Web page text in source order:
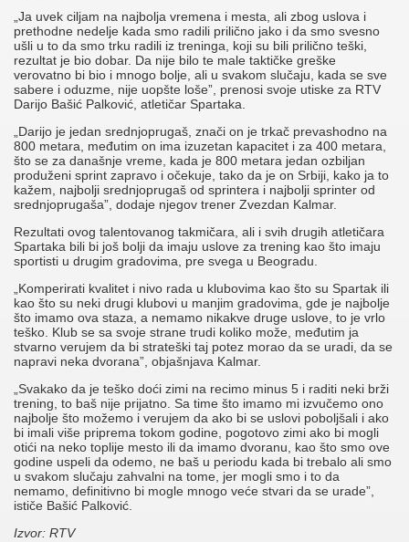
„Ja uvek ciljam na najbolja vremena i mesta, ali zbog uslova i
prethodne nedelje kada smo radili prilično jako i da smo svesno
ušli u to da smo trku radili iz treninga, koji su bili prilično teški,
rezultat je bio dobar. Da nije bilo te male taktičke greške
verovatno bi bio i mnogo bolje, ali u svakom slučaju, kada se sve
sabere i oduzme, nije uopšte loše”, prenosi svoje utiske za RTV
Darijo Bašić Palković, atletičar Spartaka.
„Darijo je jedan srednjoprugaš, znači on je trkač prevashodno na
800 metara, međutim on ima izuzetan kapacitet i za 400 metara,
što se za današnje vreme, kada je 800 metara jedan ozbiljan
produženi sprint zapravo i očekuje, tako da je on Srbiji, kako ja to
kažem, najbolji srednjoprugaš od sprintera i najbolji sprinter od
srednjoprugaša”, dodaje njegov trener Zvezdan Kalmar.
Rezultati ovog talentovanog takmičara, ali i svih drugih atletičara
Spartaka bili bi još bolji da imaju uslove za trening kao što imaju
sportisti u drugim gradovima, pre svega u Beogradu.
„Komperirati kvalitet i nivo rada u klubovima kao što su Spartak ili
kao što su neki drugi klubovi u manjim gradovima, gde je najbolje
što imamo ova staza, a nemamo nikakve druge uslove, to je vrlo
teško. Klub se sa svoje strane trudi koliko može, međutim ja
stvarno verujem da bi strateški taj potez morao da se uradi, da se
napravi neka dvorana”, objašnjava Kalmar.
„Svakako da je teško doći zimi na recimo minus 5 i raditi neki brži
trening, to baš nije prijatno. Sa time što imamo mi izvučemo ono
najbolje što možemo i verujem da ako bi se uslovi poboljšali i ako
bi imali više priprema tokom godine, pogotovo zimi ako bi mogli
otići na neko toplije mesto ili da imamo dvoranu, kao što smo ove
godine uspeli da odemo, ne baš u periodu kada bi trebalo ali smo
u svakom slučaju zahvalni na tome, jer mogli smo i to da
nemamo, definitivno bi mogle mnogo veće stvari da se urade”,
ističe Bašić Palković.
Izvor: RTV